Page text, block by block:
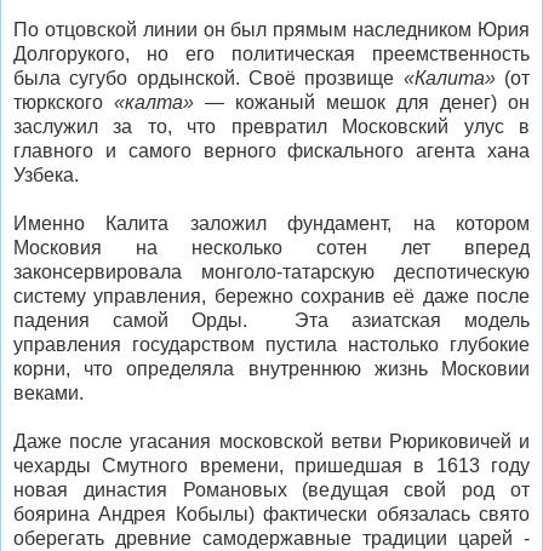
По отцовской линии он был прямым наследником Юрия
Долгорукого, но его политическая преемственность
была сугубо ордынской. Своё прозвище «Калита»(от
тюркского «калта» — кожаный мешок для денег) он
заслужил за то, что превратил Московский улус в
главного и самого верного фискального агента хана
Узбека.
Именно Калита заложил фундамент, на котором
Московия на несколько сотен лет вперед
законсервировала монголо-татарскую деспотическую
систему управления, бережно сохранив её даже после
падения самой Орды. Эта азиатская модель
управления государством пустила настолько глубокие
корни, что определяла внутреннюю жизнь Московии
веками.
Даже после угасания московской ветви Рюриковичей и
чехарды Смутного времени, пришедшая в 1613 году
новая династия Романовых (ведущая свой род от
боярина Андрея Кобылы) фактически обязалась свято
оберегать древние самодержавные традиции царей -